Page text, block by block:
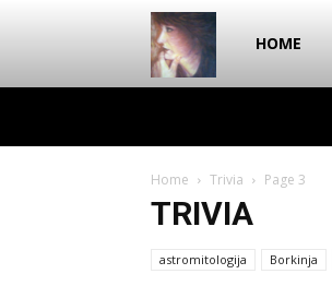
Dragana
HOME
Home Trivia Page 3
TRIVIA
astromitologija Borkinja